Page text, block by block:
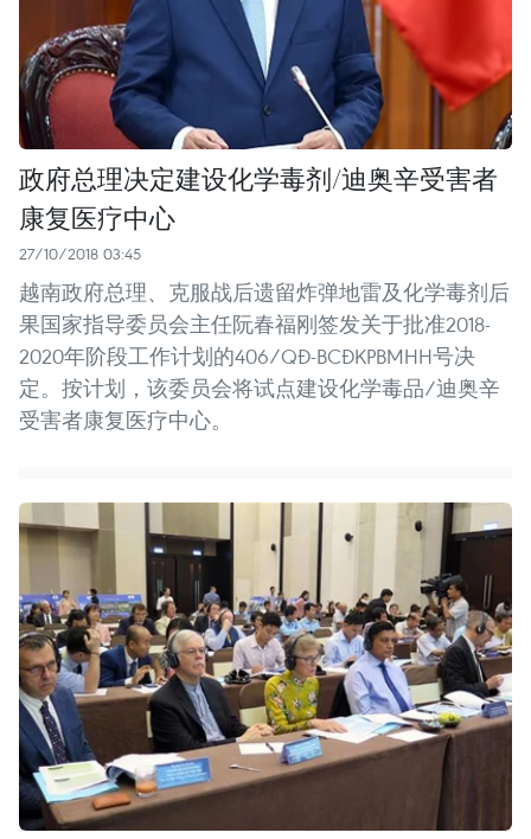
政府总理决定建设化学毒剂/迪奥辛受害者
康复医疗中心
27/10/2018 03:45
越南政府总理、克服战后遗留炸弹地雷及化学毒剂后
果国家指导委员会主任阮春福刚签发关于批准2018-
2020年阶段工作计划的406/QĐ-BCĐKPBMHH号决
定。按计划，该委员会将试点建设化学毒品/迪奥辛
受害者康复医疗中心。